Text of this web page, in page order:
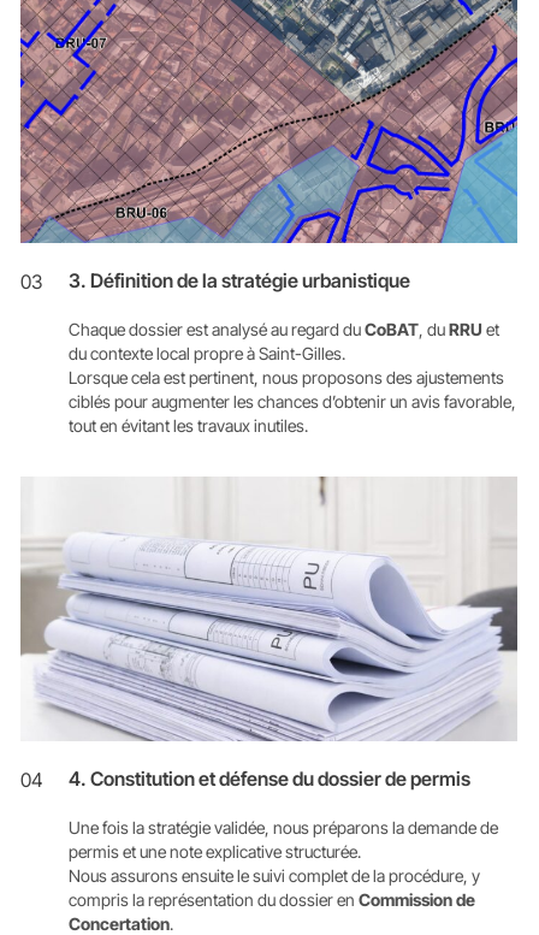
03 3. Définition de la stratégie urbanistique
Chaque dossier est analysé au regard duCoBAT, duRRU et
du contexte local propre à Saint-Gilles.
Lorsque cela est pertinent, nous proposons des ajustements
ciblés pour augmenter les chances d’obtenir un avis favorable,
tout en évitant les travaux inutiles.
04 4. Constitution et défense du dossier de permis
Une fois la stratégie validée, nous préparons la demande de
permis et une note explicative structurée.
Nous assurons ensuite le suivi complet de la procédure, y
compris la représentation du dossier enCommission de
Concertation.